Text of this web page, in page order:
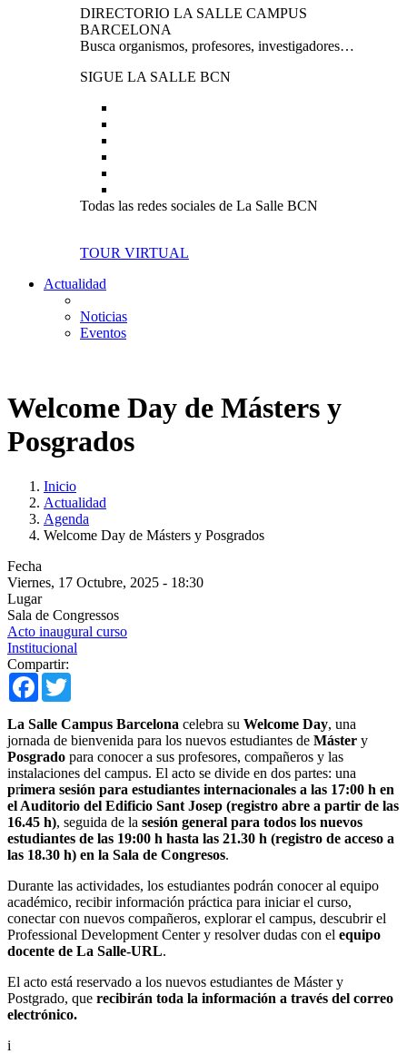
DIRECTORIO LA SALLE CAMPUS
BARCELONA
Busca organismos, profesores, investigadores…
SIGUE LA SALLE BCN
Todas las redes sociales de La Salle BCN
TOUR VIRTUAL
Actualidad
Noticias
Eventos
Welcome Day de Másters y
Posgrados
Inicio
Actualidad
Agenda
Welcome Day de Másters y Posgrados
Fecha
Viernes, 17 Octubre, 2025 - 18:30
Lugar
Sala de Congressos
Acto inaugural curso
Institucional
Compartir:
Facebook
La Salle Campus Barcelona celebra su Welcome Day, una
jornada de bienvenida para los nuevos estudiantes de Máster y
Posgrado para conocer a sus profesores, compañeros y las
instalaciones del campus. El acto se divide en dos partes: una
primera sesión para estudiantes internacionales a las 17:00 h en
el Auditorio del Edificio Sant Josep (registro abre a partir de las
16.45 h), seguida de la sesión general para todos los nuevos
estudiantes de las 19:00 h hasta las 21.30 h (registro de acceso a
las 18.30 h) en la Sala de Congresos.
Durante las actividades, los estudiantes podrán conocer al equipo
académico, recibir información práctica para iniciar el curso,
conectar con nuevos compañeros, explorar el campus, descubrir el
Professional Development Center y resolver dudas con el equipo
docente de La Salle-URL.
El acto está reservado a los nuevos estudiantes de Máster y
Postgrado, que recibirán toda la información a través del correo
electrónico.
i